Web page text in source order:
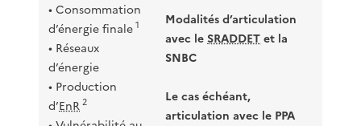
• Consommation
d’énergie finale1
• Réseaux
d’énergie
• Production
d’EnR2
Modalités d’articulation
avec leSRADDETet la
SNBC
Le cas échéant,
articulation avec le PPA